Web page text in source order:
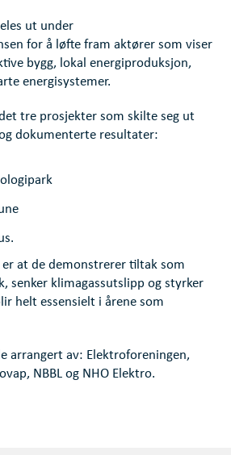
ut under
for å løfte fram aktører som viser
bygg, lokal energiproduksjon,
energisystemer.
tre prosjekter som skilte seg ut
dokumenterte resultater:
er at de demonstrerer tiltak som
senker klimagassutslipp og styrker
helt essensielt i årene som
arrangert av: Elektroforeningen,
NBBL og NHO Elektro.